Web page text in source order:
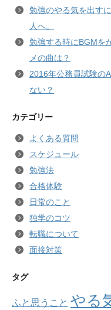
勉強のやる気を出す
人へ。
勉強する時にBGMを
メの曲は？
2016年公務員試験の
ない？
カテゴリー
よくある質問
スケジュール
勉強法
合格体験
日常のこと
独学のコツ
転職について
面接対策
タグ
ふと思うこと やる